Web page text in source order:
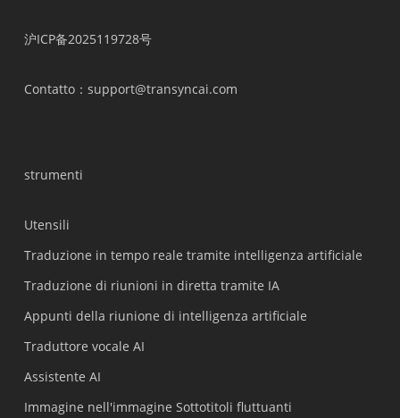
沪ICP备2025119728号
Contatto：support@transyncai.com
strumenti
Utensili
Traduzione in tempo reale tramite intelligenza artificiale
Traduzione di riunioni in diretta tramite IA
Appunti della riunione di intelligenza artificiale
Traduttore vocale AI
Assistente AI
Immagine nell'immagine Sottotitoli fluttuanti